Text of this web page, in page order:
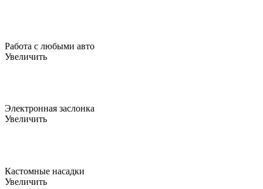
Работа с любыми авто
Увеличить
Электронная заслонка
Увеличить
Кастомные насадки
Увеличить